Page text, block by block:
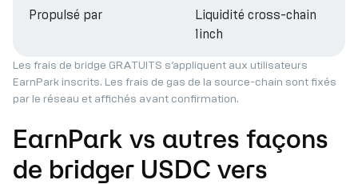
Propulsé par
Liquidité cross-chain
1inch
Les frais de bridge GRATUITS s’appliquent aux utilisateurs
EarnPark inscrits. Les frais de gas de la source-chain sont fixés
par le réseau et affichés avant confirmation.
EarnPark vs autres façons
de bridger USDC vers